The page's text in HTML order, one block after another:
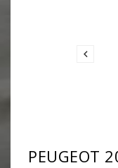

PEUGEOT